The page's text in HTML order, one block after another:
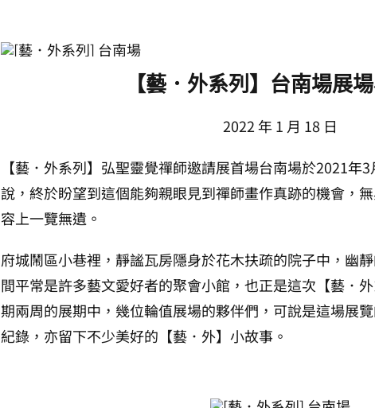
【藝．外系列】台南場展
2022 年 1 月 18 日
【藝．外系列】弘聖靈覺禪師邀請展首場台南場於2021年
說，終於盼望到這個能夠親眼見到禪師畫作真跡的機會，
容上一覽無遺。
府城鬧區小巷裡，靜謐瓦房隱身於花木扶疏的院子中，幽
間平常是許多藝文愛好者的聚會小館，也正是這次【藝．
期兩周的展期中，幾位輪值展場的夥伴們，可說是這場展
紀錄，亦留下不少美好的【藝．外】小故事。